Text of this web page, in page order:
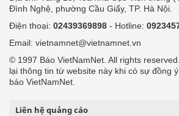
Đình Nghệ, phường Cầu Giấy, TP. Hà Nội.
Điện thoại: 02439369898 - Hotline:
Email: vietnamnet@vietnamnet.vn
© 1997 Báo VietNamNet. All rights
lại thông tin từ website này khi có sự đồng
báo VietNamNet.
Liên hệ quảng cáo